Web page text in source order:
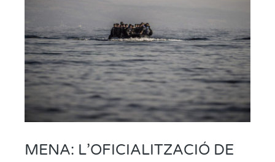
MENA: L’OFICIALITZACIÓ DE